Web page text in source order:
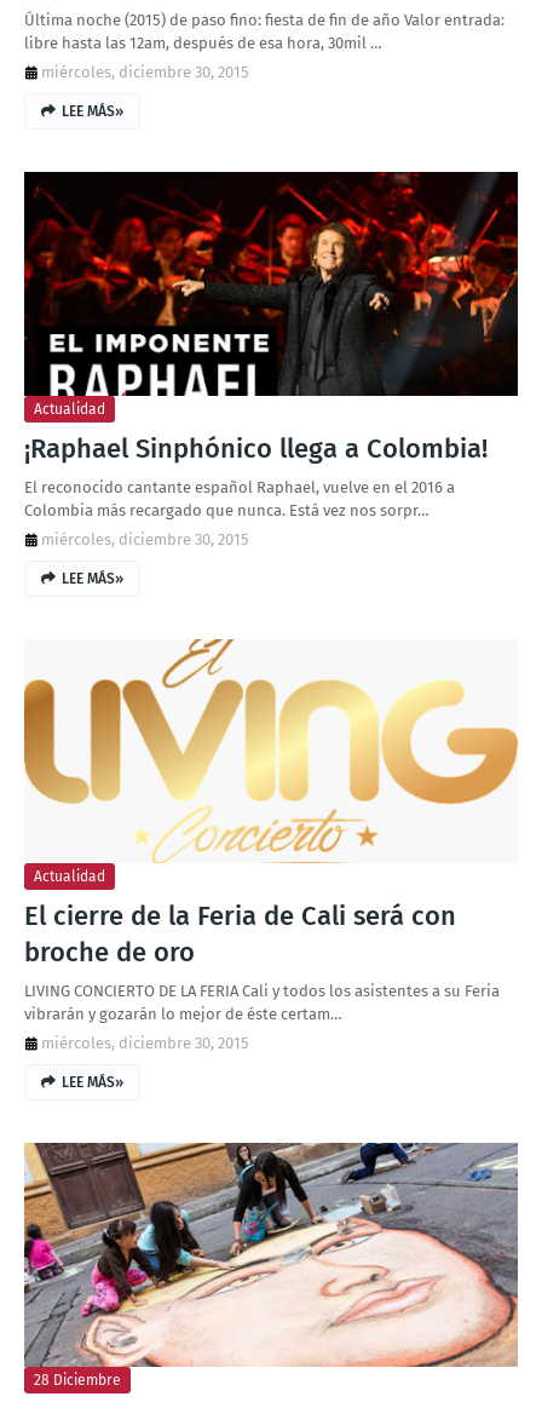
Última noche (2015) de paso fino: fiesta de fin de año Valor entrada:
libre hasta las 12am, después de esa hora, 30mil …
miércoles, diciembre 30, 2015
LEE MÁS»
Actualidad
¡Raphael Sinphónico llega a Colombia!
El reconocido cantante español Raphael, vuelve en el 2016 a
Colombia más recargado que nunca. Está vez nos sorpr…
miércoles, diciembre 30, 2015
LEE MÁS»
Actualidad
El cierre de la Feria de Cali será con
broche de oro
LIVING CONCIERTO DE LA FERIA Cali y todos los asistentes a su Feria
vibrarán y gozarán lo mejor de éste certam…
miércoles, diciembre 30, 2015
LEE MÁS»
28 Diciembre